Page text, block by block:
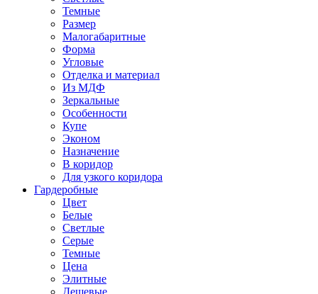
Темные
Размер
Малогабаритные
Форма
Угловые
Отделка и материал
Из МДФ
Зеркальные
Особенности
Купе
Эконом
Назначение
В коридор
Для узкого коридора
Гардеробные
Цвет
Белые
Светлые
Серые
Темные
Цена
Элитные
Дешевые